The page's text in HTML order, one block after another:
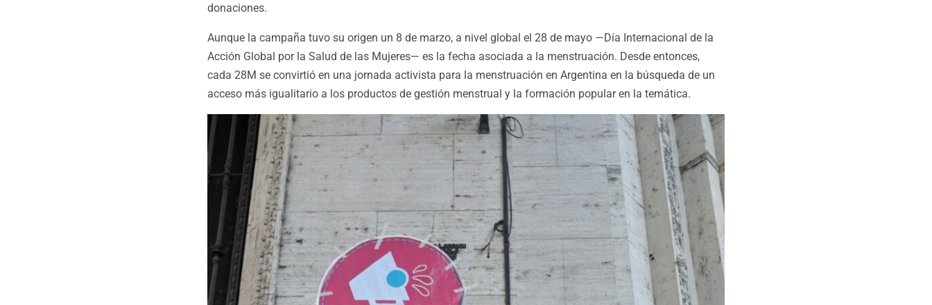
donaciones.
Aunque la campaña tuvo su origen un 8 de marzo, a nivel global el 28 de mayo —Día Internacional de la
Acción Global por la Salud de las Mujeres— es la fecha asociada a la menstruación. Desde entonces,
cada 28M se convirtió en una jornada activista para la menstruación en Argentina en la búsqueda de un
acceso más igualitario a los productos de gestión menstrual y la formación popular en la temática.